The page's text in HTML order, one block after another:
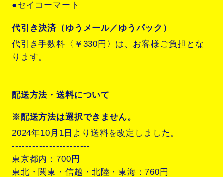
●セイコーマート
代引き決済（ゆうメール／ゆうパック）
代引き手数料〈￥330円〉は、お客様ご負担とな
ります。
配送方法・送料について
※配送方法は選択できません。
2024年10月1日より送料を改定しました。
-----------------------
東京都内：700円
東北・関東・信越・北陸・東海：760円